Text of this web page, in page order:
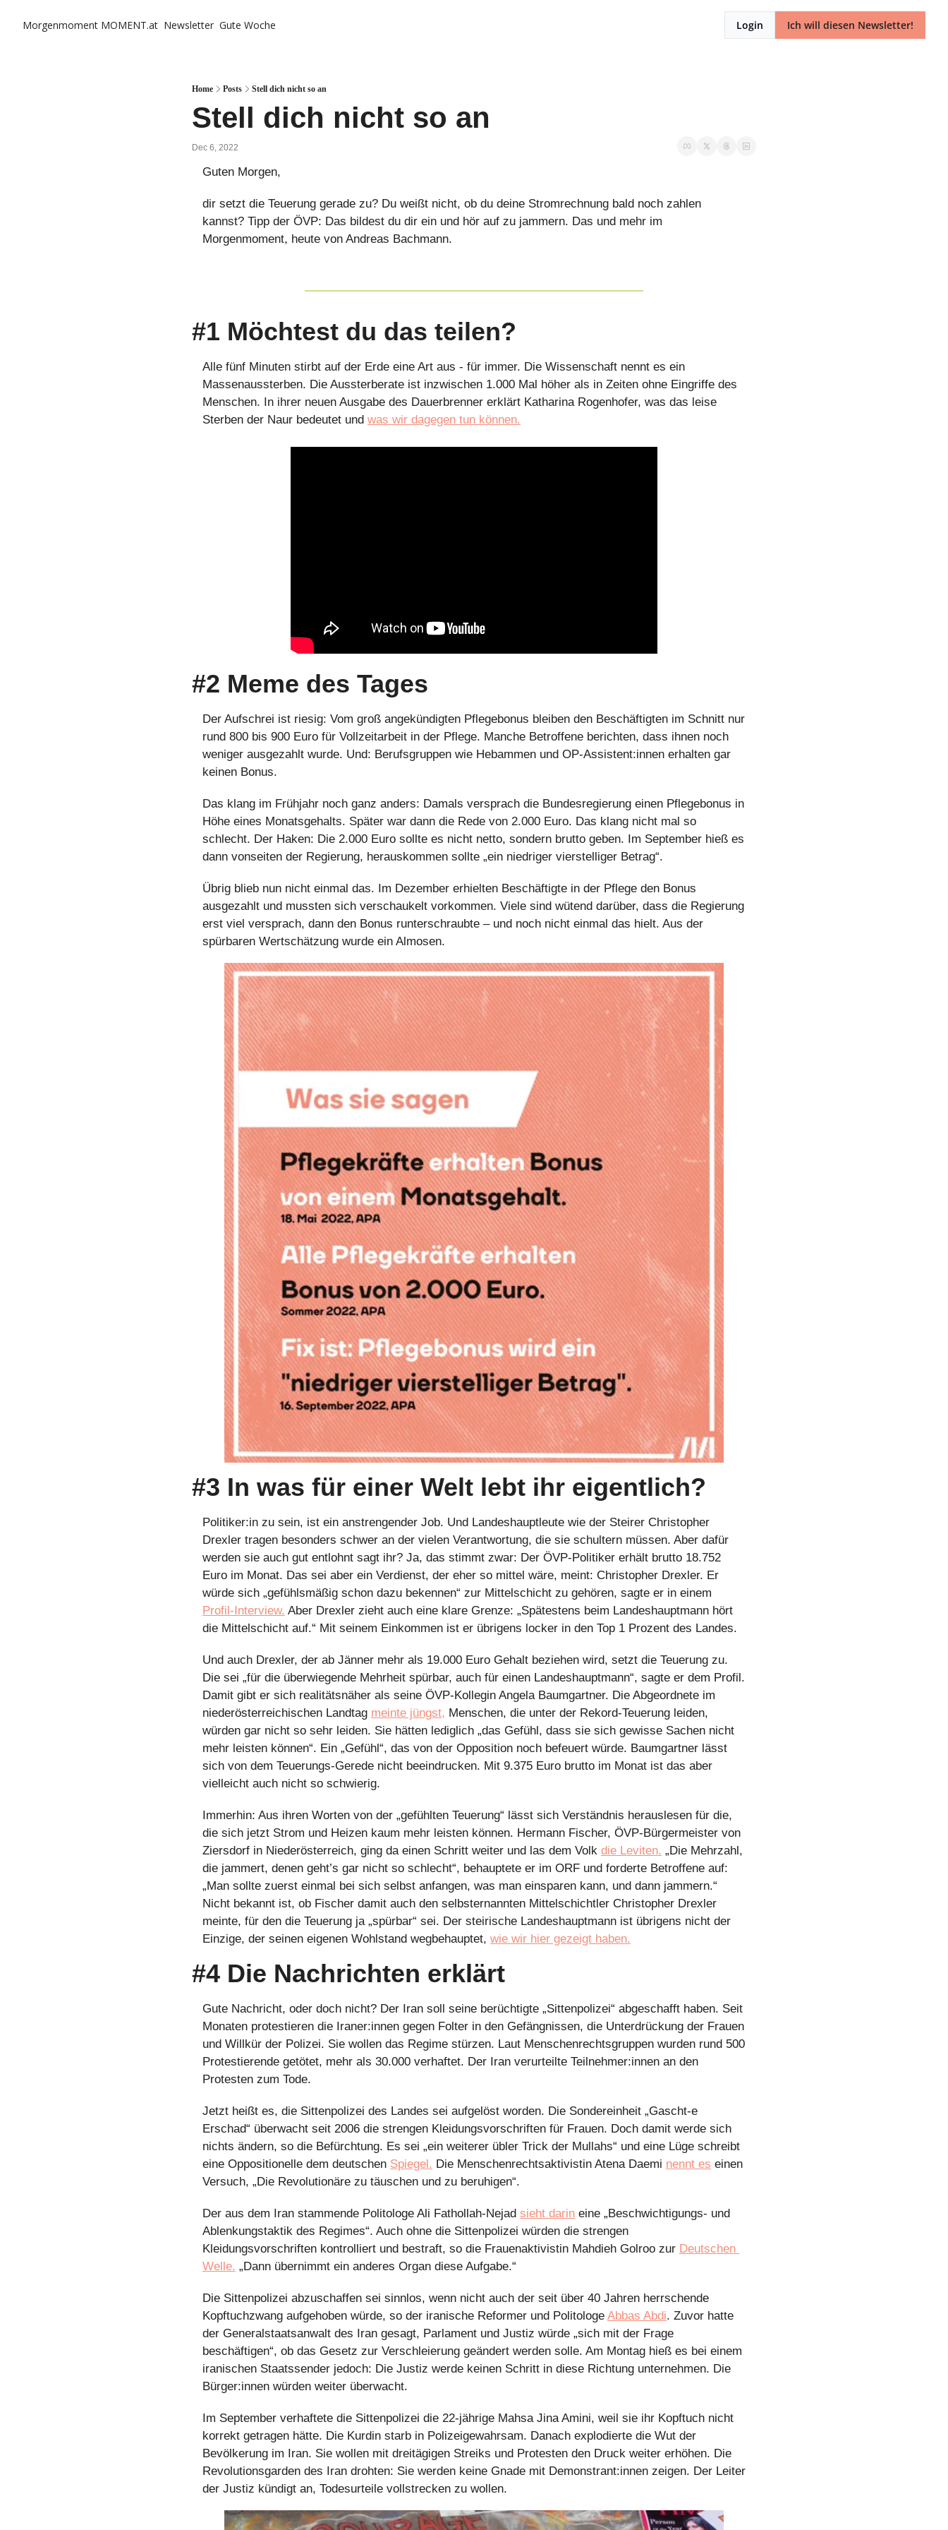
Morgenmoment MOMENT.at Newsletter Gute Woche Login Ich will diesen Newsletter!
Home Posts Stell dich nicht so an
Stell dich nicht so an
Dec 6, 2022
Guten Morgen,
dir setzt die Teuerung gerade zu? Du weißt nicht, ob du deine Stromrechnung bald noch zahlen
kannst? Tipp der ÖVP: Das bildest du dir ein und hör auf zu jammern. Das und mehr im
Morgenmoment, heute von Andreas Bachmann.
#1 Möchtest du das teilen?
Alle fünf Minuten stirbt auf der Erde eine Art aus - für immer. Die Wissenschaft nennt es ein
Massenaussterben. Die Aussterberate ist inzwischen 1.000 Mal höher als in Zeiten ohne Eingriffe des
Menschen. In ihrer neuen Ausgabe des Dauerbrenner erklärt Katharina Rogenhofer, was das leise
Sterben der Naur bedeutet und was wir dagegen tun können.
#2 Meme des Tages
Der Aufschrei ist riesig: Vom groß angekündigten Pflegebonus bleiben den Beschäftigten im Schnitt nur
rund 800 bis 900 Euro für Vollzeitarbeit in der Pflege. Manche Betroffene berichten, dass ihnen noch
weniger ausgezahlt wurde. Und: Berufsgruppen wie Hebammen und OP-Assistent:innen erhalten gar
keinen Bonus.
Das klang im Frühjahr noch ganz anders: Damals versprach die Bundesregierung einen Pflegebonus in
Höhe eines Monatsgehalts. Später war dann die Rede von 2.000 Euro. Das klang nicht mal so
schlecht. Der Haken: Die 2.000 Euro sollte es nicht netto, sondern brutto geben. Im September hieß es
dann vonseiten der Regierung, herauskommen sollte „ein niedriger vierstelliger Betrag“.
Übrig blieb nun nicht einmal das. Im Dezember erhielten Beschäftigte in der Pflege den Bonus
ausgezahlt und mussten sich verschaukelt vorkommen. Viele sind wütend darüber, dass die Regierung
erst viel versprach, dann den Bonus runterschraubte – und noch nicht einmal das hielt. Aus der
spürbaren Wertschätzung wurde ein Almosen.
#3 In was für einer Welt lebt ihr eigentlich?
Politiker:in zu sein, ist ein anstrengender Job. Und Landeshauptleute wie der Steirer Christopher
Drexler tragen besonders schwer an der vielen Verantwortung, die sie schultern müssen. Aber dafür
werden sie auch gut entlohnt sagt ihr? Ja, das stimmt zwar: Der ÖVP-Politiker erhält brutto 18.752
Euro im Monat. Das sei aber ein Verdienst, der eher so mittel wäre, meint: Christopher Drexler. Er
Profil-Interview. Aber Drexler zieht auch eine klare Grenze: „Spätestens beim Landeshauptmann hört
die Mittelschicht auf.“ Mit seinem Einkommen ist er übrigens locker in den Top 1 Prozent des Landes.
Und auch Drexler, der ab Jänner mehr als 19.000 Euro Gehalt beziehen wird, setzt die Teuerung zu.
Die sei „für die überwiegende Mehrheit spürbar, auch für einen Landeshauptmann“, sagte er dem Profil.
Damit gibt er sich realitätsnäher als seine ÖVP-Kollegin Angela Baumgartner. Die Abgeordnete im
niederösterreichischen Landtag meinte jüngst, Menschen, die unter der Rekord-Teuerung leiden,
würden gar nicht so sehr leiden. Sie hätten lediglich „das Gefühl, dass sie sich gewisse Sachen nicht
mehr leisten können“. Ein „Gefühl“, das von der Opposition noch befeuert würde. Baumgartner lässt
sich von dem Teuerungs-Gerede nicht beeindrucken. Mit 9.375 Euro brutto im Monat ist das aber
vielleicht auch nicht so schwierig.
Immerhin: Aus ihren Worten von der „gefühlten Teuerung“ lässt sich Verständnis herauslesen für die,
die sich jetzt Strom und Heizen kaum mehr leisten können. Hermann Fischer, ÖVP-Bürgermeister von
Ziersdorf in Niederösterreich, ging da einen Schritt weiter und las dem Volk die Leviten. „Die Mehrzahl,
die jammert, denen geht’s gar nicht so schlecht“, behauptete er im ORF und forderte Betroffene auf:
„Man sollte zuerst einmal bei sich selbst anfangen, was man einsparen kann, und dann jammern.“
Nicht bekannt ist, ob Fischer damit auch den selbsternannten Mittelschichtler Christopher Drexler
meinte, für den die Teuerung ja „spürbar“ sei. Der steirische Landeshauptmann ist übrigens nicht der
Einzige, der seinen eigenen Wohlstand wegbehauptet, wie wir hier gezeigt haben.
#4 Die Nachrichten erklärt
Gute Nachricht, oder doch nicht? Der Iran soll seine berüchtigte „Sittenpolizei“ abgeschafft haben. Seit
Monaten protestieren die Iraner:innen gegen Folter in den Gefängnissen, die Unterdrückung der Frauen
und Willkür der Polizei. Sie wollen das Regime stürzen. Laut Menschenrechtsgruppen wurden rund 500
Protestierende getötet, mehr als 30.000 verhaftet. Der Iran verurteilte Teilnehmer:innen an den
Protesten zum Tode.
Jetzt heißt es, die Sittenpolizei des Landes sei aufgelöst worden. Die Sondereinheit „Gascht-e
Erschad“ überwacht seit 2006 die strengen Kleidungsvorschriften für Frauen. Doch damit werde sich
nichts ändern, so die Befürchtung. Es sei „ein weiterer übler Trick der Mullahs“ und eine Lüge schreibt
eine Oppositionelle dem deutschen Spiegel. Die Menschenrechtsaktivistin Atena Daemi nennt es einen
Versuch, „Die Revolutionäre zu täuschen und zu beruhigen“.
Der aus dem Iran stammende Politologe Ali Fathollah-Nejad sieht darin eine „Beschwichtigungs- und
Ablenkungstaktik des Regimes“. Auch ohne die Sittenpolizei würden die strengen
Kleidungsvorschriften kontrolliert und bestraft, so die Frauenaktivistin Mahdieh Golroo zur Deutschen
Welle. „Dann übernimmt ein anderes Organ diese Aufgabe.“
Die Sittenpolizei abzuschaffen sei sinnlos, wenn nicht auch der seit über 40 Jahren herrschende
Kopftuchzwang aufgehoben würde, so der iranische Reformer und Politologe Abbas Abdi. Zuvor hatte
der Generalstaatsanwalt des Iran gesagt, Parlament und Justiz würde „sich mit der Frage
beschäftigen“, ob das Gesetz zur Verschleierung geändert werden solle. Am Montag hieß es bei einem
iranischen Staatssender jedoch: Die Justiz werde keinen Schritt in diese Richtung unternehmen. Die
Bürger:innen würden weiter überwacht.
Im September verhaftete die Sittenpolizei die 22-jährige Mahsa Jina Amini, weil sie ihr Kopftuch nicht
korrekt getragen hätte. Die Kurdin starb in Polizeigewahrsam. Danach explodierte die Wut der
Bevölkerung im Iran. Sie wollen mit dreitägigen Streiks und Protesten den Druck weiter erhöhen. Die
Revolutionsgarden des Iran drohten: Sie werden keine Gnade mit Demonstrant:innen zeigen. Der Leiter
der Justiz kündigt an, Todesurteile vollstrecken zu wollen.